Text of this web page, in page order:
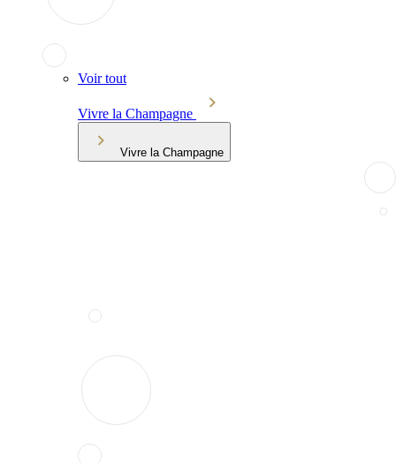
Voir tout
Vivre la Champagne
Vivre la Champagne